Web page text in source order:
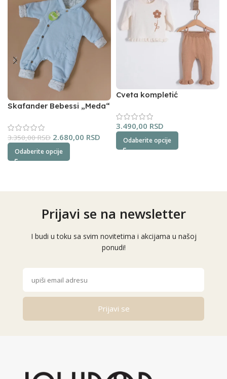
Skafander Bebessi „Meda“
3.350,00RSD 2.680,00 RSD
Odaberite opcije
Cveta kompletić
3.490,00 RSD
Odaberite opcije
Prijavi se na newsletter
I budi u toku sa svim novitetima i akcijama u našoj
ponudi!
Prijavi se